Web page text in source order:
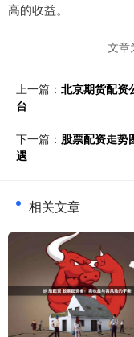
高的收益。
文章
上一篇： 北京期货配资
台
下一篇： 股票配资走势
遇
相关文章